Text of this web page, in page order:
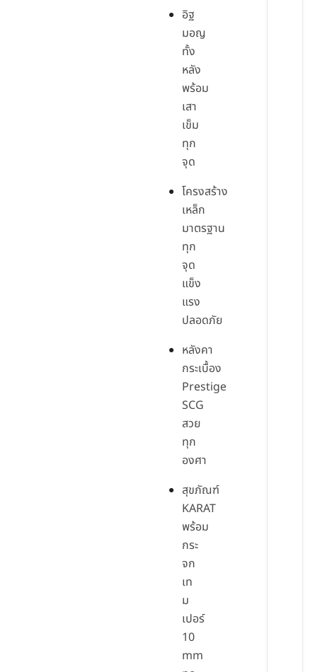
อิฐ
มอญ
ทั้ง
หลัง
พร้อม
เสา
เข็ม
ทุก
จุด
โครงสร้าง
เหล็ก
มาตรฐาน
ทุก
จุด
แข็ง
แรง
ปลอดภัย
หลังคา
กระเบื้อง
Prestige
SCG
สวย
ทุก
องศา
สุขภัณฑ์
KARAT
พร้อม
กระ
จก
เท
ม
เปอร์
10
mm